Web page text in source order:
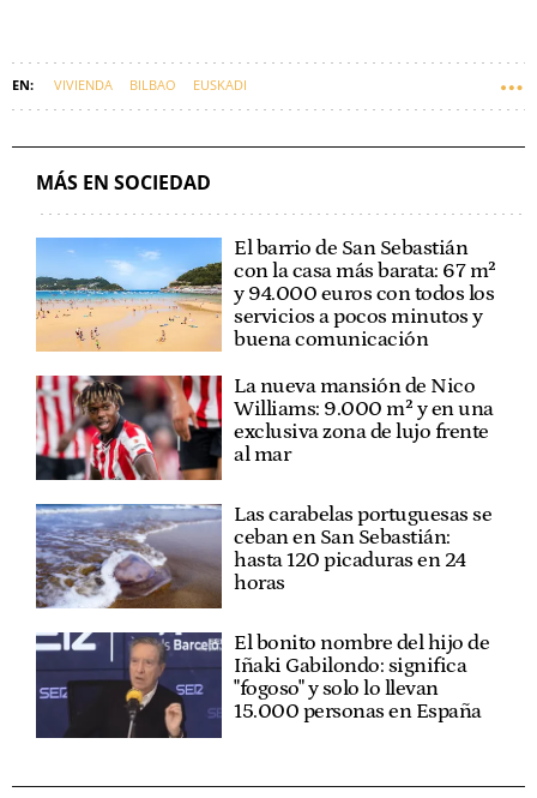
VIVIENDA BILBAO EUSKADI
MÁS EN SOCIEDAD
El barrio de San Sebastián
con la casa más barata: 67 m²
y 94.000 euros con todos los
servicios a pocos minutos y
buena comunicación
La nueva mansión de Nico
Williams: 9.000 m² y en una
exclusiva zona de lujo frente
al mar
Las carabelas portuguesas se
ceban en San Sebastián:
hasta 120 picaduras en 24
horas
El bonito nombre del hijo de
Iñaki Gabilondo: significa
"fogoso" y solo lo llevan
15.000 personas en España